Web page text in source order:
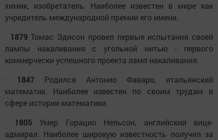
химик, изобретатель. Наиболее известен в мире как
учредитель международной премии его имени.
· 1879 Томас Эдисон провел первые испытания своей
лампы накаливания с угольной нитью - первого
коммерчески успешного проекта ламп накаливания.
· 1847Родился Антонио Фаваро, итальянский
математик. Наиболее известен по своим трудам в
сфере истории математики.
· 1805 Умер Горацио Нельсон, английский вице-
адмирал. Наиболее широкую известность получил за